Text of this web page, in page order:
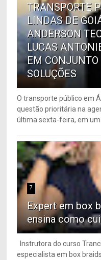
TRANSPORTE
LINDAS DE
ANDERSON
LUCAS
EM CONJUNTO
SOLUÇÕES
O transporte público em
questão prioritária na
última sexta-feira, em
7
Expert em box
ensina como
Instrutora do curso
especialista em box